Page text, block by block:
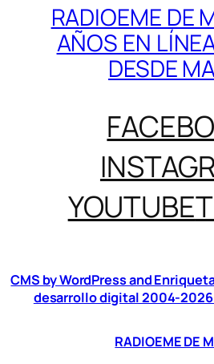
RADIOEME DE
AÑOS EN
DESDE
YOUTUBE
CMS by WordPress and
desarrollo digital 2004-
RADIOEME DE